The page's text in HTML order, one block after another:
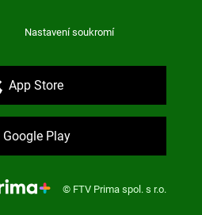
Nastavení soukromí
App Store
Google Play
© FTV Prima spol. s r.o.